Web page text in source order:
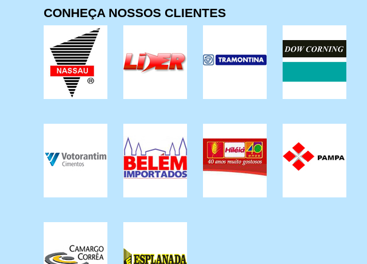
CONHEÇA NOSSOS CLIENTES